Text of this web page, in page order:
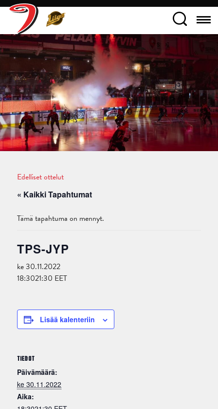
Edelliset ottelut
« Kaikki Tapahtumat
Tämä tapahtuma on mennyt.
TPS-JYP
ke 30.11.2022
18:3021:30 EET
Lisää kalenteriin
TIEDOT
Päivämäärä:
ke 30.11.2022
Aika: